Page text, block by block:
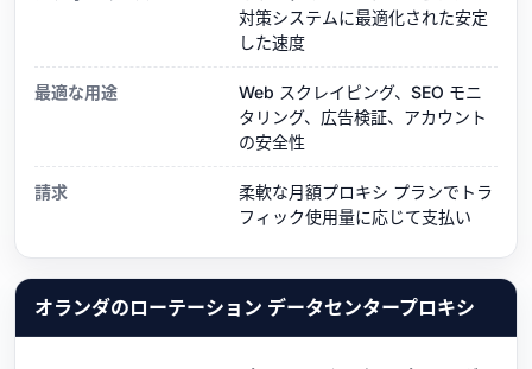
対策システムに最適化された安定
した速度
最適な用途
Web スクレイピング、SEO モニ
タリング、広告検証、アカウント
の安全性
請求
柔軟な月額プロキシ プランでトラ
フィック使用量に応じて支払い
オランダのローテーション データセンタープロキシ